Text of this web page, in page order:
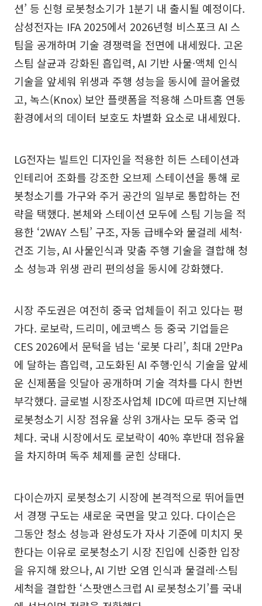
션’ 등 신형 로봇청소기가 1분기 내 출시될 예정이다.
삼성전자는 IFA 2025에서 2026년형 비스포크 AI 스
팀을 공개하며 기술 경쟁력을 전면에 내세웠다. 고온
스팀 살균과 강화된 흡입력, AI 기반 사물·액체 인식
기술을 앞세워 위생과 주행 성능을 동시에 끌어올렸
고, 녹스(Knox) 보안 플랫폼을 적용해 스마트홈 연동
환경에서의 데이터 보호도 차별화 요소로 내세웠다.
LG전자는 빌트인 디자인을 적용한 히든 스테이션과
인테리어 조화를 강조한 오브제 스테이션을 통해 로
봇청소기를 가구와 주거 공간의 일부로 통합하는 전
략을 택했다. 본체와 스테이션 모두에 스팀 기능을 적
용한 ‘2WAY 스팀’ 구조, 자동 급배수와 물걸레 세척·
건조 기능, AI 사물인식과 맞춤 주행 기술을 결합해 청
소 성능과 위생 관리 편의성을 동시에 강화했다.
시장 주도권은 여전히 중국 업체들이 쥐고 있다는 평
가다. 로보락, 드리미, 에코백스 등 중국 기업들은
CES 2026에서 문턱을 넘는 ‘로봇 다리’, 최대 2만Pa
에 달하는 흡입력, 고도화된 AI 주행·인식 기술을 앞세
운 신제품을 잇달아 공개하며 기술 격차를 다시 한번
부각했다. 글로벌 시장조사업체 IDC에 따르면 지난해
로봇청소기 시장 점유율 상위 3개사는 모두 중국 업
체다. 국내 시장에서도 로보락이 40% 후반대 점유율
을 차지하며 독주 체제를 굳힌 상태다.
다이슨까지 로봇청소기 시장에 본격적으로 뛰어들면
서 경쟁 구도는 새로운 국면을 맞고 있다. 다이슨은
그동안 청소 성능과 완성도가 자사 기준에 미치지 못
한다는 이유로 로봇청소기 시장 진입에 신중한 입장
을 유지해 왔으나, AI 기반 오염 인식과 물걸레·스팀
세척을 결합한 ‘스팟앤스크럽 AI 로봇청소기’를 국내